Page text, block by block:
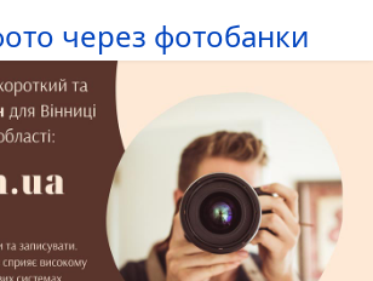
через фотобанки